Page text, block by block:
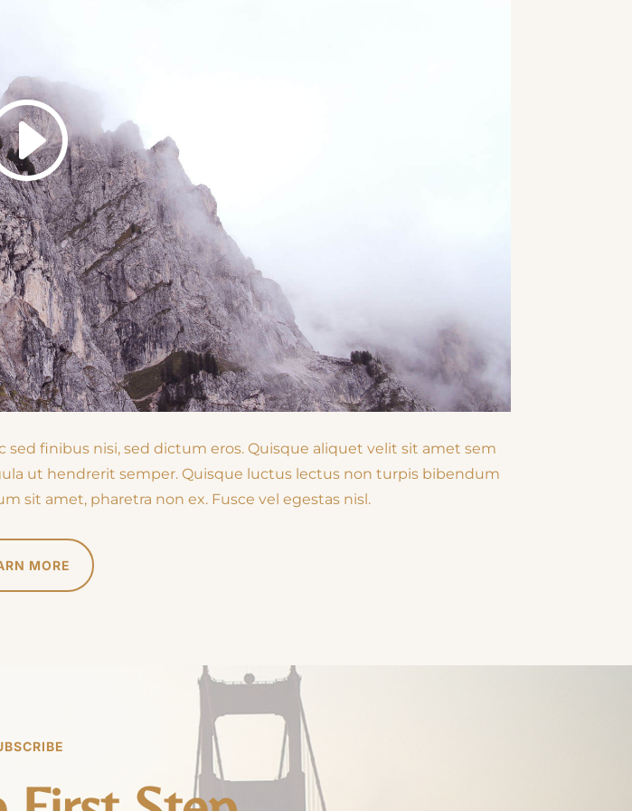
finibus nisi, sed dictum eros. Quisque aliquet velit sit amet sem
ut hendrerit semper. Quisque luctus lectus non turpis bibendum
sit amet, pharetra non ex. Fusce vel egestas nisl.
MORE